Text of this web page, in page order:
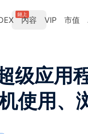
鏈上
內容 VIP 市值
级应用
使用、